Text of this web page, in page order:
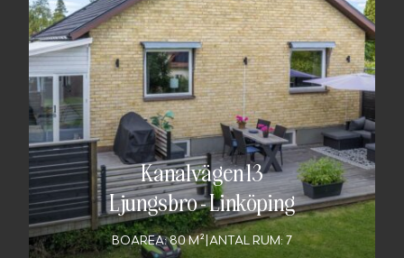
Kanalvägen 13
Ljungsbro-Linköping
BOAREA: 80 M²| ANTAL RUM: 7